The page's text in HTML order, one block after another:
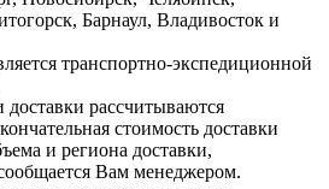
Барнаул, Владивосток и
транспортно-экспедиционной
рассчитываются
стоимость доставки
и региона доставки,
Вам менеджером.